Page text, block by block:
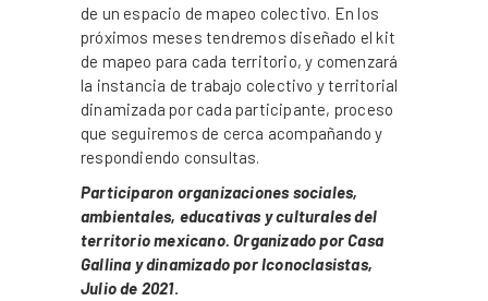
de un espacio de mapeo colectivo. En los
próximos meses tendremos diseñado el kit
de mapeo para cada territorio, y comenzará
la instancia de trabajo colectivo y territorial
dinamizada por cada participante, proceso
que seguiremos de cerca acompañando y
respondiendo consultas.
Participaron organizaciones sociales,
ambientales, educativas y culturales del
territorio mexicano. Organizado por Casa
Gallina y dinamizado por Iconoclasistas,
Julio de 2021.